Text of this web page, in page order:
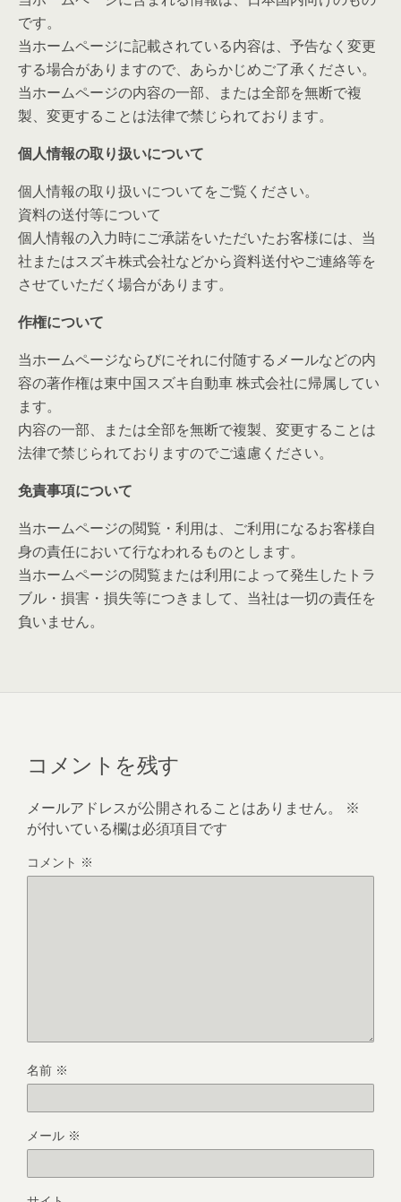
です。
当ホームページに記載されている内容は、予告なく変更
する場合がありますので、あらかじめご了承ください。
当ホームページの内容の一部、または全部を無断で複
製、変更することは法律で禁じられております。
個人情報の取り扱いについて
個人情報の取り扱いについてをご覧ください。
資料の送付等について
個人情報の入力時にご承諾をいただいたお客様には、当
社またはスズキ株式会社などから資料送付やご連絡等を
させていただく場合があります。
作権について
当ホームページならびにそれに付随するメールなどの内
容の著作権は東中国スズキ自動車 株式会社に帰属してい
ます。
内容の一部、または全部を無断で複製、変更することは
法律で禁じられておりますのでご遠慮ください。
免責事項について
当ホームページの閲覧・利用は、ご利用になるお客様自
身の責任において行なわれるものとします。
当ホームページの閲覧または利用によって発生したトラ
ブル・損害・損失等につきまして、当社は一切の責任を
負いません。
コメントを残す
メールアドレスが公開されることはありません。
※
が付いている欄は必須項目です
コメント ※
名前 ※
メール ※